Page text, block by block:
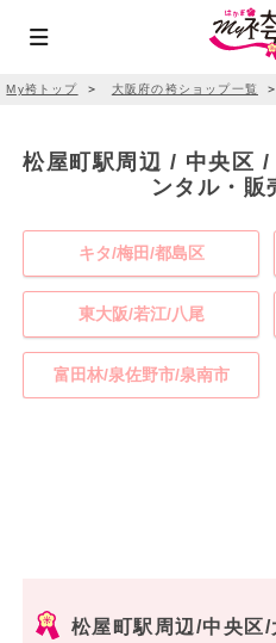
My袴トップ ＞ 大阪府の袴ショップ一覧 ＞
松屋町駅周辺 / 中央区
ンタル・販
キタ/梅田/都島区
東大阪/若江/八尾
富田林/泉佐野市/泉南市
松屋町駅周辺/中央区